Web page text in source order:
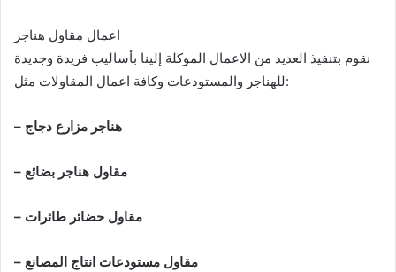
اعمال مقاول هناجر
نقوم بتنفيذ العديد من الاعمال الموكلة إلينا بأساليب فريدة وجديدة
للهناجر والمستودعات وكافة اعمال المقاولات مثل:
– هناجر مزارع دجاج
– مقاول هناجر بضائع
– مقاول حضائر طائرات
– مقاول مستودعات انتاج المصانع